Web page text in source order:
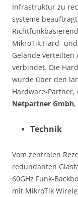
Infrastruktur zu
systeme
MikroTik Hard-
Gelände verteilten
verbindet. Die
wurde über den
Hardware-Partner,
Netpartner Gmbh
Technik
Vom zentralen
redundanten
60GHz Funk-
mit MikroTik